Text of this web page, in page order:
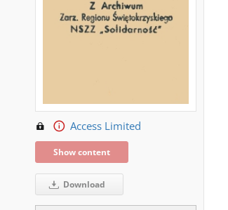
Access Limited
Show content
Download